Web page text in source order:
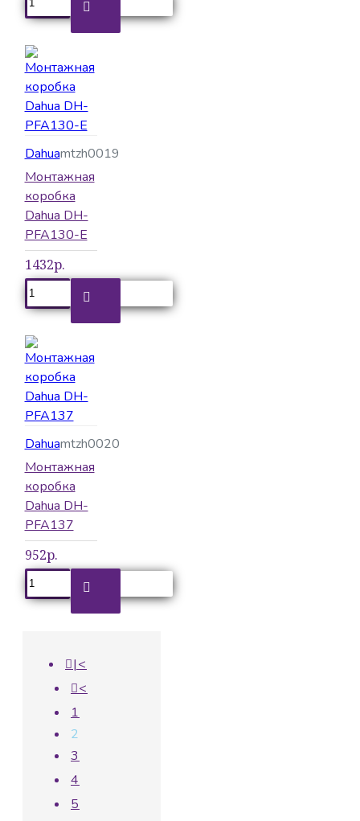
Dahuamtzh0019
Монтажная
коробка
Dahua DH-
PFA130-E
1432р.
Dahuamtzh0020
Монтажная
коробка
Dahua DH-
PFA137
952р.
|<
<
1
2
3
4
5